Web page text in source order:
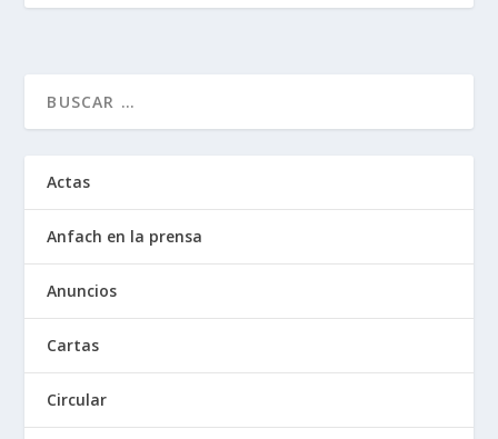
Actas
Anfach en la prensa
Anuncios
Cartas
Circular